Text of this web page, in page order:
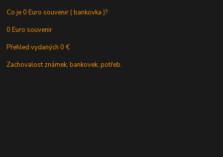
Co je 0 Euro souvenir ( bankovka )?
0 Euro souvenir
Přehled vydaných 0 €
Zachovalost známek, bankovek, potřeb.